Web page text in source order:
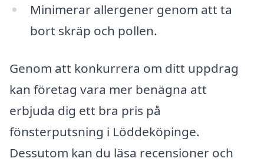
Minimerar allergener genom att ta
bort skräp och pollen.
Genom att konkurrera om ditt uppdrag
kan företag vara mer benägna att
erbjuda dig ett bra pris på
fönsterputsning i Löddeköpinge.
Dessutom kan du läsa recensioner och